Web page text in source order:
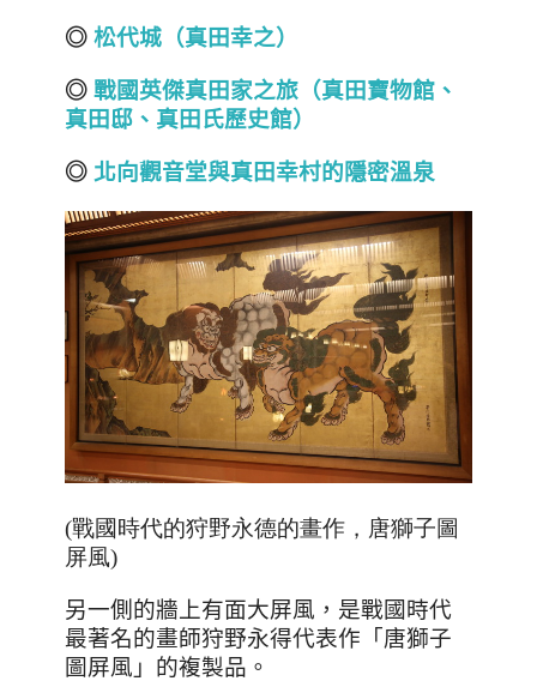
◎ 松代城（真田幸之）
◎ 戰國英傑真田家之旅（真田寶物館、
真田邸、真田氏歷史館）
◎ 北向觀音堂與真田幸村的隱密溫泉
(戰國時代的狩野永德的畫作，唐獅子圖
屏風)
另一側的牆上有面大屏風，是戰國時代
最著名的畫師狩野永得代表作「唐獅子
圖屏風」的複製品。